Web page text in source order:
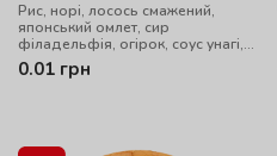
Рис, норі, лосось смажений,
японський омлет, сир
філадельфія, огірок, соус унагі,
,рол смажений в сухарях панко
0.01 грн